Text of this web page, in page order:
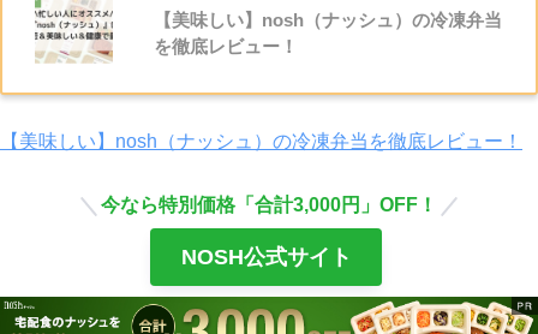
【美味しい】nosh（ナッシュ）の冷凍弁当
を徹底レビュー！
【美味しい】nosh（ナッシュ）の冷凍弁当を徹底レビュー！
今なら特別価格「合計3,000円」OFF！
NOSH公式サイト